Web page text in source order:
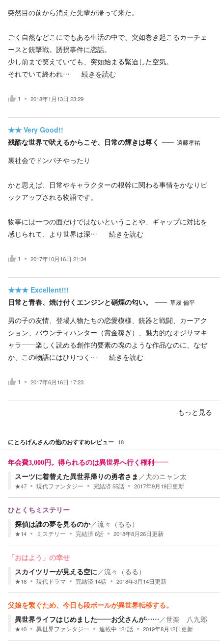
突然目の前から消えた先輩が帰って来た。
ごく自然などこにでもある生活の中で、突如巻き起こるカーチェ
ースと銃撃戦。誘拐事件に恋話。
少し前まで笑えていても、突如始まる緊迫した空気。
それでいて終われ…
続きを読む
1 2018年1月13日 23:29
★★ Very Good!!
残酷な世界で吠えるからこそ、日常の輝きは尊く
遠藤孝祐
裏社会でドンパチやったり
かと思えば、日常やキャラクターの根幹に関わる事情をかなりピ
ックアップされる物語です。
物事には一つの面だけではないということや、ギャップに対比を
感じられて、より世界は深…
続きを読む
1 2017年10月16日 21:34
★★★ Excellent!!!
日常と青春、焼け付くエンジンと硝煙の匂い。
草履 偏平
男の子の友情、登場人物たちの恋愛模様、銃器と戦闘、カーアク
ション、バウンティハンター（賞金稼ぎ）、魅力的なオジサマキ
ャラ――楽しく読める創作的要素の塊のような作品なのに、なぜ
か、この物語にはひりつく…
続きを読む
1 2017年6月16日 17:23
もっと見る
にとろげんさんの他のおすすめレビュー 18
年会費3,000円。得られるのは異世界へ行く権利――
スーツに着替えた異世界帰りの勇者さま ／犬のニャン太
★47 現代ファンタジー 完結済55話 2017年9月19日更新
ひとくちミステリー
探偵は誰の夢を見るのか／流々（るる）
★14 ミステリー 完結済6話 2018年8月26日更新
「おはよう」の幸せ
スカイツリーが見える空に ／流々（るる）
★18 現代ドラマ 完結済 14話 2018年3月14日更新
父娘を繋ぐため、今日も段ボールが異世界転移する。
異世界ライフはじめました――お父さんが…… ／世楽 八九郎
★40 異世界ファンタジー 連載中 121話 2019年8月12日更新